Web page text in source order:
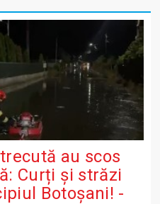
au scos
Curți și străzi
Botoșani! -